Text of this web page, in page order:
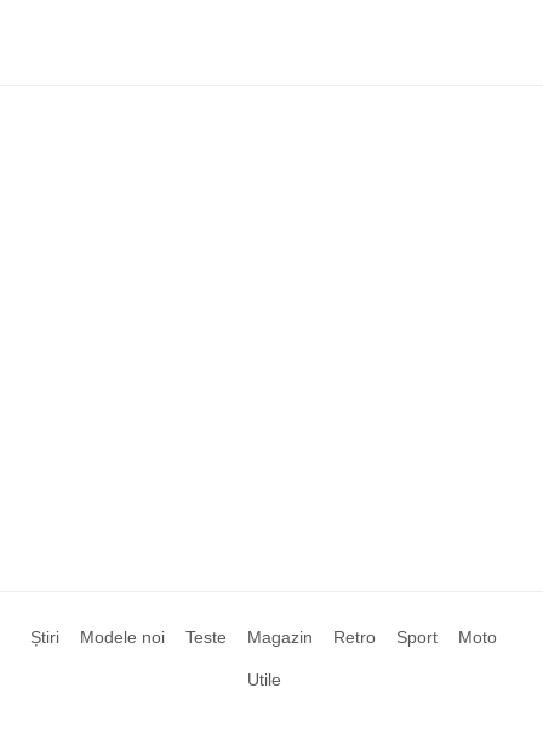
Știri Modele noi Teste Magazin Retro Sport Moto
Utile